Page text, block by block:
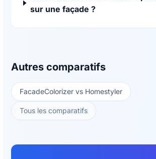
sur une façade ?
Autres comparatifs
FacadeColorizer vs Homestyler
Tous les comparatifs